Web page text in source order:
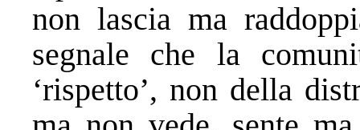
non lascia ma
segnale che la
‘rispetto’, non della